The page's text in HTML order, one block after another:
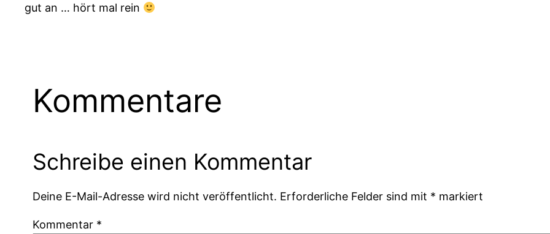
gut an … hört mal rein
Kommentare
Schreibe einen Kommentar
Deine E-Mail-Adresse wird nicht veröffentlicht. Erforderliche Felder sind mit * markiert
Kommentar *